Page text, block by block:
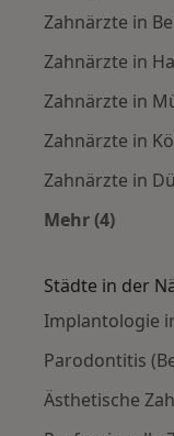
Zahnärzte in
Zahnärzte in
Zahnärzte in
Zahnärzte in
Zahnärzte in
Mehr (4)
Städte in der
Implantologie
Parodontitis
Ästhetische